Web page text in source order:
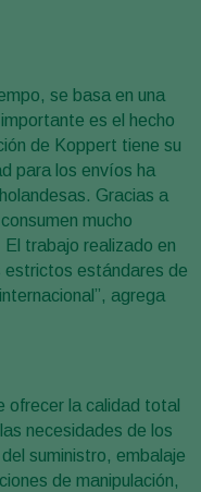
se basa en una
es el hecho
de Koppert tiene su
para los envíos ha
Gracias a
mucho
trabajo realizado en
estrictos estándares de
agrega
ofrecer la calidad total
necesidades de los
suministro, embalaje
de manipulación,